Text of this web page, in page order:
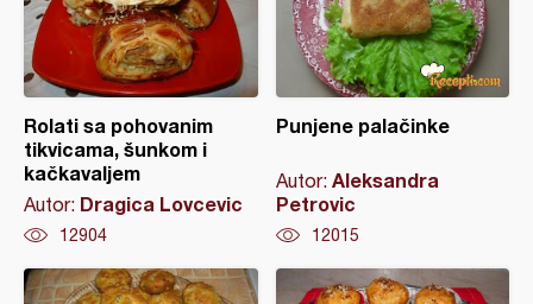
Rolati sa pohovanim
tikvicama, šunkom i
kačkavaljem
Autor: Dragica Lovcevic
12904
Punjene palačinke
Autor: Aleksandra
Petrovic
12015